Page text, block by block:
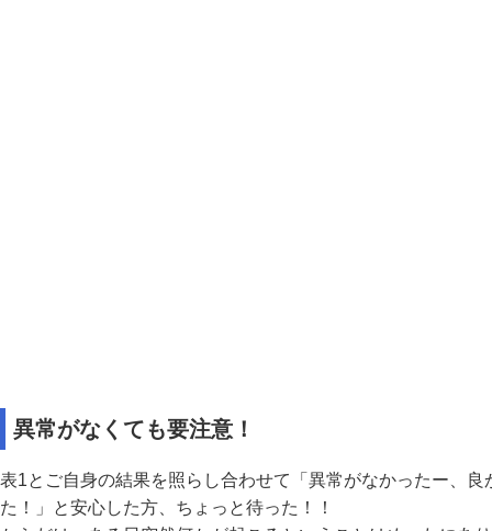
異常がなくても要注意！
表1とご自身の結果を照らし合わせて「異常がなかったー、良
た！」と安心した方、ちょっと待った！！